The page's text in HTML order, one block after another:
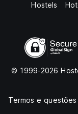
Hostels
© 1999-2026
Termos e questões